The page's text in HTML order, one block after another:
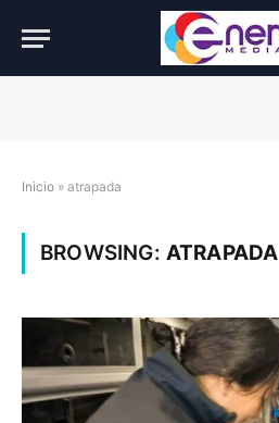
Inicio » atrapada
BROWSING: ATRAPADA